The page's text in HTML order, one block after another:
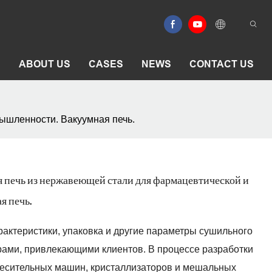
ABOUT US CASES NEWS CONTACT US
Вакуумная печь.
из нержавеющей стали для фармацевтической и
печь.
упаковка и другие параметры сушильного
привлекающими клиентов. В процессе разработки
машин, кристаллизаторов и мешальных